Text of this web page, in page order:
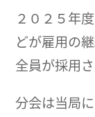
２０２５年
どが雇用の
全員が採用さ
分会は当局